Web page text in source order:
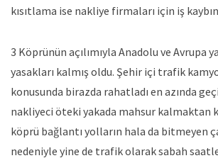
kısıtlama ise nakliye firmaları için iş
3 Köprünün açılımıyla Anadolu ve Avrupa
yasakları kalmış oldu. Şehir içi trafik
konusunda birazda rahatladı en azında
nakliyeci öteki yakada mahsur kalmaktan
köprü bağlantı yolların hala da bitmeyen
nedeniyle yine de trafik olarak sabah